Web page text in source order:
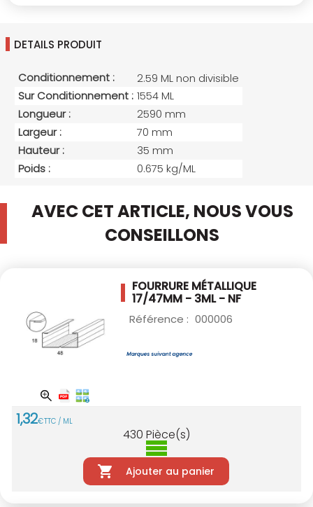
DETAILS PRODUIT
Conditionnement :
2.59 ML non divisible
Sur Conditionnement : 1554 ML
Longueur :
2590 mm
Largeur :
70 mm
Hauteur :
35 mm
Poids :
0.675 kg/ML
AVEC CET ARTICLE, NOUS VOUS
CONSEILLONS
FOURRURE MÉTALLIQUE
17/47MM - 3ML - NF
Référence : 000006
1,32€TTC / ML
430 Pièce(s)
Ajouter au panier